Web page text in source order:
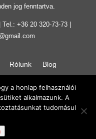
jog fenntartva.
+36 20 320-73-73 |
Rólunk
Blog
irányelvek
a honlap felhasználói
alkalmazunk. A
tudomásul